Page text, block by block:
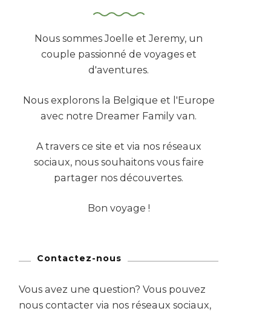
Nous sommes Joelle et Jeremy, un
couple passionné de voyages et
d'aventures.
Nous explorons la Belgique et l'Europe
avec notre Dreamer Family van.
A travers ce site et via nos réseaux
sociaux, nous souhaitons vous faire
partager nos découvertes.
Bon voyage !
Contactez-nous
Vous avez une question? Vous pouvez
nous contacter via nos réseaux sociaux,